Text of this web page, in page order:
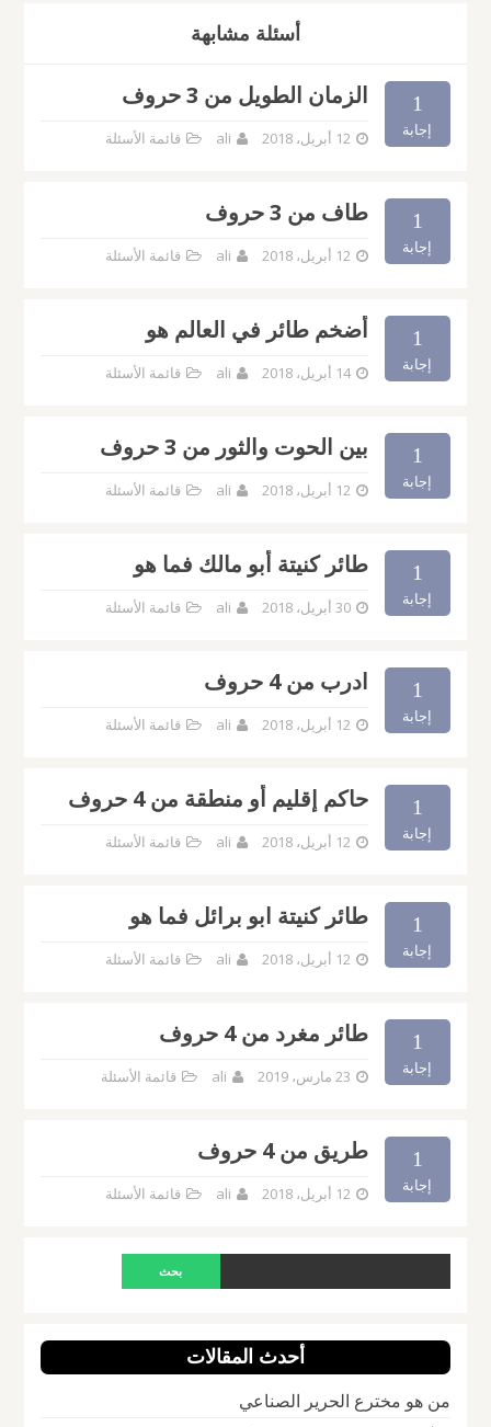
أسئلة مشابهة
1
إجابة
الزمان الطويل من 3 حروف
12 أبريل، 2018 ali قائمة الأسئلة
1
إجابة
طاف من 3 حروف
12 أبريل، 2018 ali قائمة الأسئلة
1
إجابة
أضخم طائر في العالم هو
14 أبريل، 2018 ali قائمة الأسئلة
1
إجابة
بين الحوت والثور من 3 حروف
12 أبريل، 2018 ali قائمة الأسئلة
1
إجابة
طائر كنيتة أبو مالك فما هو
30 أبريل، 2018 ali قائمة الأسئلة
1
إجابة
ادرب من 4 حروف
12 أبريل، 2018 ali قائمة الأسئلة
1
إجابة
حاكم إقليم أو منطقة من 4 حروف
12 أبريل، 2018 ali قائمة الأسئلة
1
إجابة
طائر كنيتة ابو برائل فما هو
12 أبريل، 2018 ali قائمة الأسئلة
1
إجابة
طائر مغرد من 4 حروف
23 مارس، 2019 ali قائمة الأسئلة
1
إجابة
طريق من 4 حروف
12 أبريل، 2018 ali قائمة الأسئلة
أحدث المقالات
من هو مخترع الحرير الصناعي